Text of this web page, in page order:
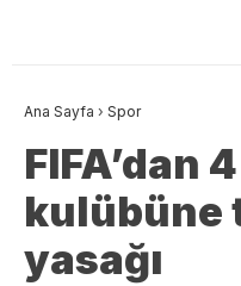
Ana Sayfa › Spor
FIFA’dan
kulübüne
yasağı